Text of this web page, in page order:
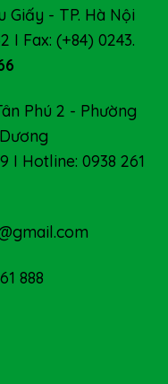
Giấy - TP. Hà Nội
I Fax: (+84) 0243.
Phú 2 - Phường
I Hotline: 0938 261
888